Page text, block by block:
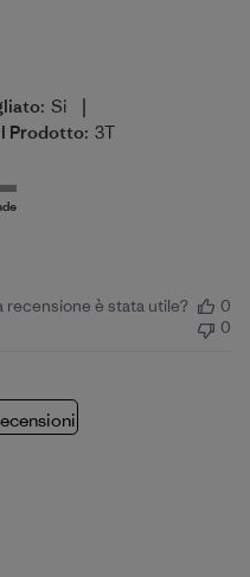
Si |
Prodotto: 3T
recensione è stata utile?
0
0